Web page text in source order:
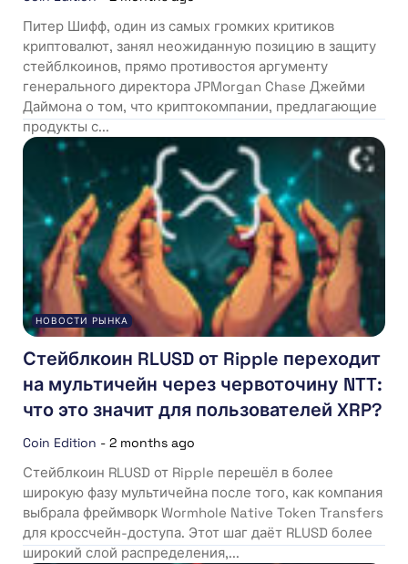
Питер Шифф, один из самых громких критиков
криптовалют, занял неожиданную позицию в защиту
стейблкоинов, прямо противостоя аргументу
генерального директора JPMorgan Chase Джейми
Даймона о том, что криптокомпании, предлагающие
продукты с...
НОВОСТИ РЫНКА
Стейблкоин RLUSD от Ripple переходит
на мультичейн через червоточину NTT:
что это значит для пользователей XRP?
Coin Edition - 2 months ago
Стейблкоин RLUSD от Ripple перешёл в более
широкую фазу мультичейна после того, как компания
выбрала фреймворк Wormhole Native Token Transfers
для кроссчейн-доступа. Этот шаг даёт RLUSD более
широкий слой распределения,...